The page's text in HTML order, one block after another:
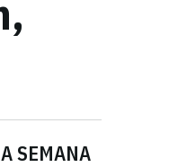
SEMANA